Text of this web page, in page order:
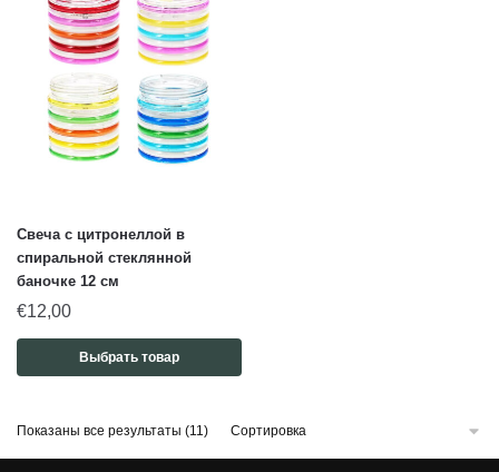
Свеча с цитронеллой в
спиральной стеклянной
баночке 12 см
€12,00
Выбрать товар
Показаны все результаты (11)